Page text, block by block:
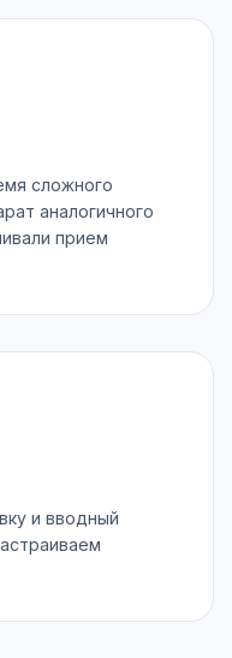
сложного
аналогичного
прием
и вводный